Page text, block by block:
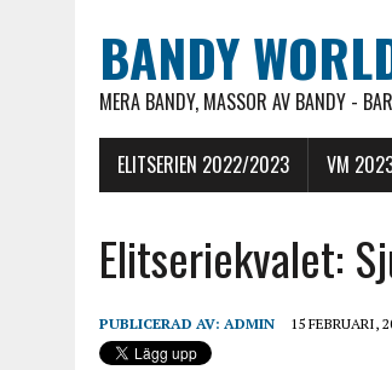
BANDY
MERA BANDY, MASSOR AV BANDY -
ELITSERIEN 2022/2023 VM
Elitseriekvalet:
PUBLICERAD AV: ADMIN 15 FEBRUARI,